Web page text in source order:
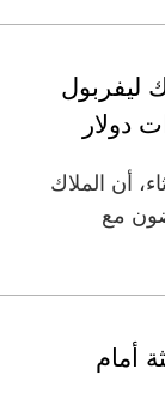
ملاك ليفربول
أن الملاك
مع
أمام